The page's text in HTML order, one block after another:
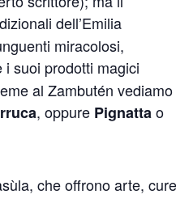
dell’Emilia
miracolosi,
suoi prodotti magici
al Zambutén
, oppure Pignattao
che offrono arte,